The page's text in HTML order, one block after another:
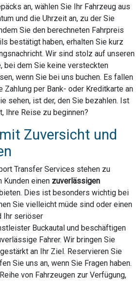
an, wählen Sie Ihr Fahrzeug aus
und die Uhrzeit an, zu der Sie
Sie den berechneten Fahrpreis
bestätigt haben, erhalten Sie kurz
Wir sind stolz auf unseren
bei dem Sie keine versteckten
wenn Sie bei uns buchen. Es fallen
Zahlung per Bank- oder Kreditkarte an
sehen, ist der, den Sie bezahlen. Ist
Ihre Reise zu beginnen?
Zuversicht und
Transfer Services stehen zu
Kunden einen zuverlässigen
Dies ist besonders wichtig bei
Sie vielleicht müde sind oder einen
Ihr seriöser
Buckautal und beschäftigen
Fahrer. Wir bringen Sie
an Ihr Ziel. Reservieren Sie
Sie uns an, wenn Sie Fragen haben.
von Fahrzeugen zur Verfügung,